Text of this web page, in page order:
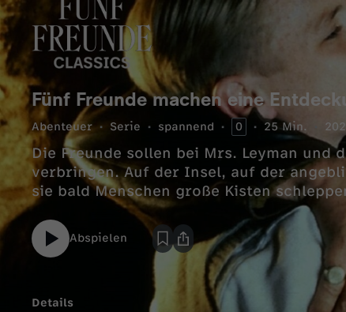
Fünf Freunde machen eine
Abenteuer Serie spannend 0 25 Min.
Die Freunde sollen bei Mrs. Leyman und
verbringen. Auf der Insel, auf der
sie bald Menschen große Kisten
Abspielen
Details